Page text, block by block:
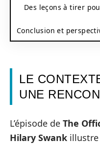
Des leçons à tirer
Conclusion et
LE
UNE
L’épisode de The
Hilary Swank